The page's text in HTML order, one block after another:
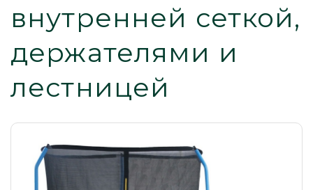
внутренней сеткой,
держателями и
лестницей